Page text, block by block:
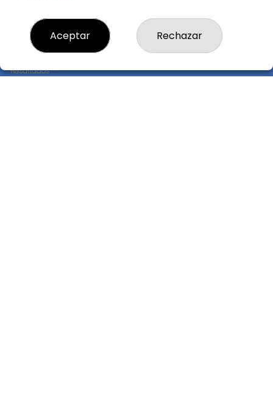
ADMINISTRACIÓN EL PELOTAZO
¿Quiénes somos?
Resultados
Aceptar Rechazar